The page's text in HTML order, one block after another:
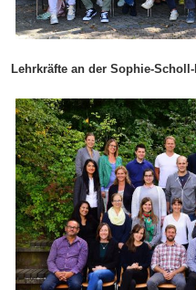
Lehrkräfte an der Sophie-